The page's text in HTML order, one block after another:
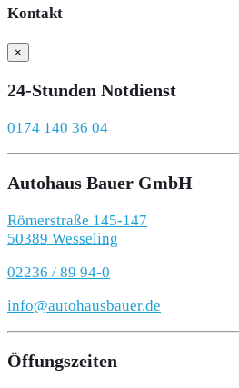
Kontakt
×
24-Stunden Notdienst
0174 140 36 04
Autohaus Bauer GmbH
Römerstraße 145-147
50389 Wesseling
02236 / 89 94-0
info@autohausbauer.de
Öffungszeiten